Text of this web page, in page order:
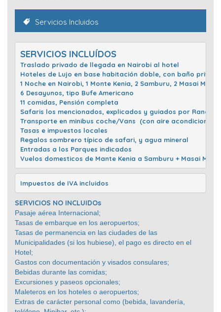
Servicios Incluidos
SERVICIOS INCLUÍDOS
Traslado privado de llegada en Nairobi al hotel
Hoteles de Lujo en base habitación doble, con baño
1 Noche en Nairobi, 1 Monte Kenia, 2 Samburu, 2 Masai Mara
6 Desayunos, tipo Bufe Americano
11 comidas, Pensión completa
Safaris los mencionados, explicados y guiados por Ranger
Transporte en minibus coche/Vans  (con aire
Tasas e impuestos locales
Regalos sombrero típico de safari, y agua mineral
Entradas a los Parques indicados
Vuelos domesticos de Mante Kenia a Samburu + Masai
Impuestos de IVA incluidos
SERVICIOS NO INCLUIDOs
Pasaje aérea Internacional;
Tasas de embarque en los aeropuertos;
Tasas de permanencia en las ciudades de las
Municipalidades (si los hubiese), el pago es directo en el
Hotel;
Gastos con documentación y visados consulares;
Bebidas durante las comidas;
Excursiones y paseos opcionales;
Maleteros en los hoteles o aeropuertos;
Extras de carácter personal como (bebida, lavandería,